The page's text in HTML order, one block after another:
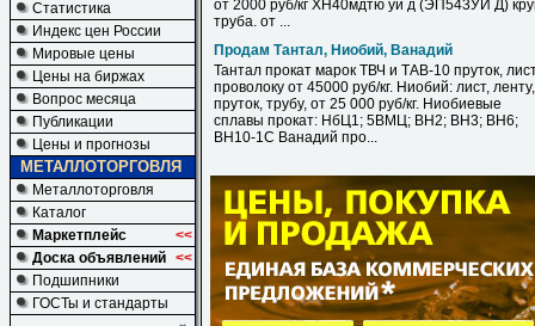
Статистика
Индекс цен России
Мировые цены
Цены на биржах
Вопрос месяца
Публикации
Цены и прогнозы
МЕТАЛЛОТОРГОВЛЯ
Металлоторговля
Каталог
Маркетплейс
<<
Доска объявлений <<
Подшипники
ГОСТы и стандарты
от 2000 руб/кг ХН40мдтю уи д (ЭП543УИ Д)
труба. от ...
Продам Тантал, Ниобий, Ванадий
Тантал прокат марок ТВЧ и ТАВ-10 пруток,
проволоку от 45000 руб/кг. Ниобий: лист, ленту,
пруток, трубу, от 25 000 руб/кг. Ниобиевые
сплавы прокат: НбЦ1; 5ВМЦ; ВН2; ВН3; ВН6;
ВН10-1С Ванадий про...